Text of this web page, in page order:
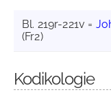
Bl. 219r-221v =
(Fr2)
Kodikologie